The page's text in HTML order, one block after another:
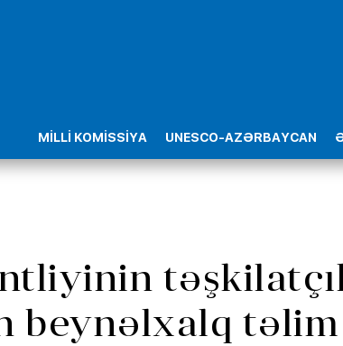
MİLLİ KOMİSSİYA UNESCO-AZƏRBAYCAN
beynəlxalq